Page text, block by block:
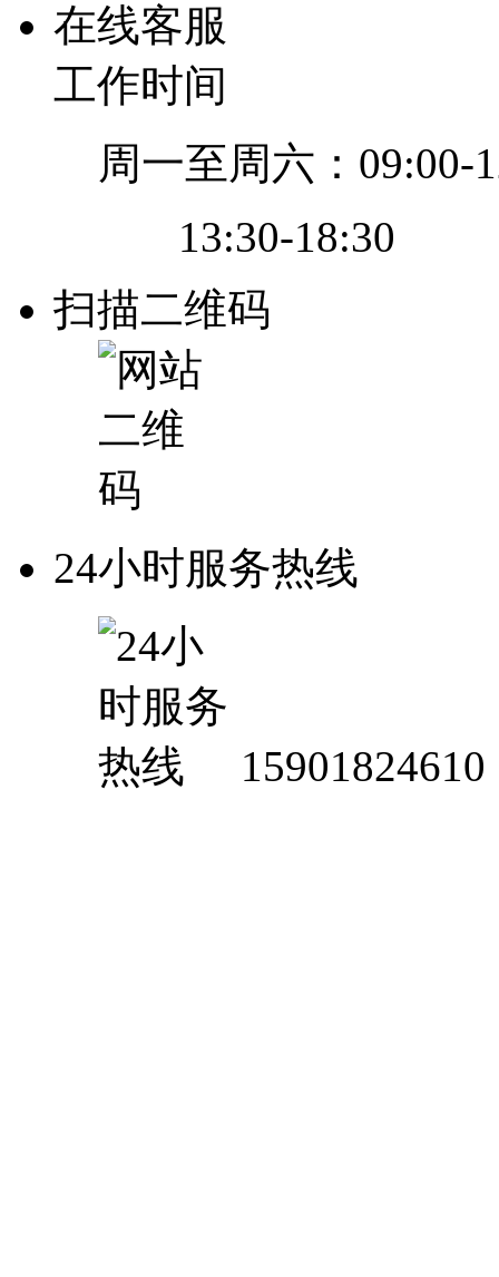
在线客服
工作时间
周一至周六：09:00-
13:30-18:30
扫描二维码
24小时服务热线
15901824610